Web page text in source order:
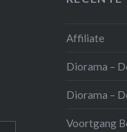
Affiliate
Diorama –
Diorama –
Voortgang